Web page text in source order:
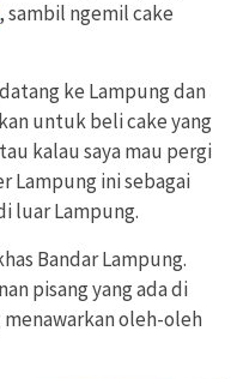
, sambil ngemil cake
ke Lampung dan
untuk beli cake yang
kalau saya mau pergi
Lampung ini sebagai
luar Lampung.
Bandar Lampung.
pisang yang ada di
menawarkan oleh-oleh